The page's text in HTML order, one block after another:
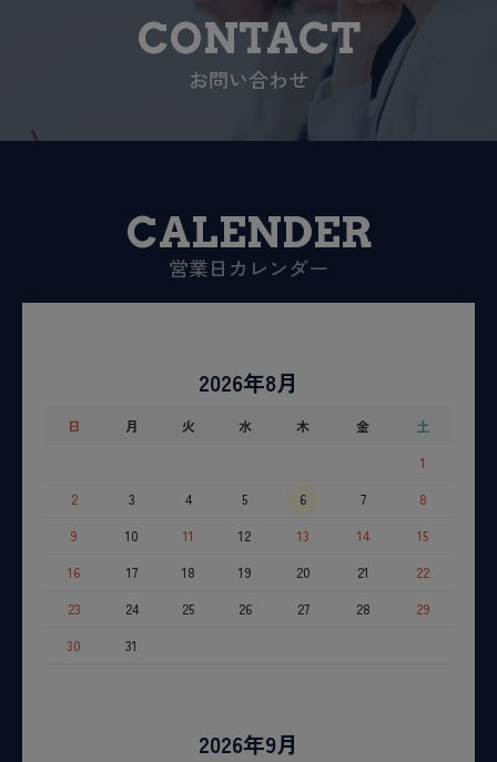
CONTACT
お問い合わせ
CALENDER
営業日カレンダー
2026年8月
日 月 火 水 木 金
土
1
2
3 4 5 6 7
8
9
10 11 12 13 14
15
16
17 18 19 20 21
22
23
24 25 26 27 28
29
30
31
2026年9月